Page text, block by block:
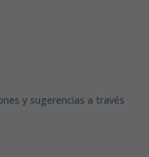
y sugerencias a través